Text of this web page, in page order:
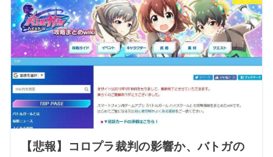
【悲報】コロプラ裁判の影響か、バトガの